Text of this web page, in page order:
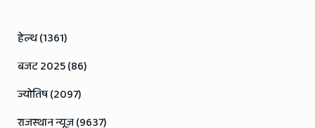
हेल्थ (1361)
बजट 2025 (86)
ज्योतिष (2097)
राजस्थान न्यूज़ (9637)